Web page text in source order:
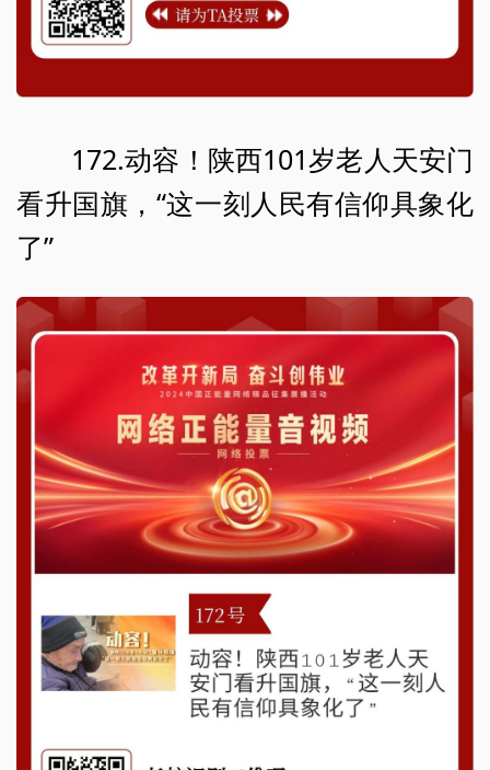
172.动容！陕西101岁老人天安门
看升国旗，“这一刻人民有信仰具象化
了”